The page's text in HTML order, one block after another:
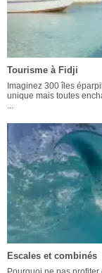
Tourisme à Fidji
Imaginez 300 îles
unique mais toutes
Escales et combinés